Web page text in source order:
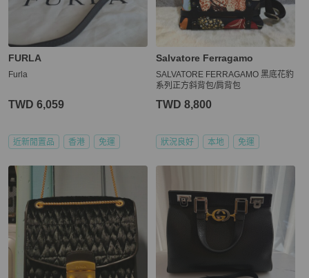
FURLA
Furla
TWD 6,059
近新閒置品 香港 免運
Salvatore Ferragamo
SALVATORE FERRAGAMO 黑底花豹
系列正方斜背包/肩背包
TWD 8,800
狀況良好 本地 免運